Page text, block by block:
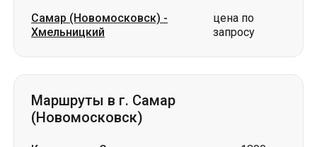
Самар (Новомосковск) -
Хмельницкий
цена по
запросу
Маршруты в г. Самар
(Новомосковск)